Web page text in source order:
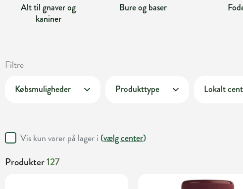
Alt til gnaver og
kaniner
Bure og baser
Filtre
Købsmuligheder Produkttype Lokalt
Vis kun varer på lager i (vælg center)
Produkter127